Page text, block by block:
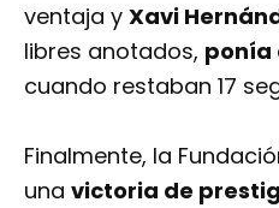
ventaja y Xavi
libres anotados, ponía
cuando restaban 17
Finalmente, la
una victoria de